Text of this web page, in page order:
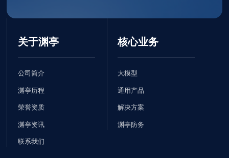
关于渊亭
公司简介
渊亭历程
荣誉资质
渊亭资讯
联系我们
核心业务
大模型
通用产品
解决方案
渊亭防务